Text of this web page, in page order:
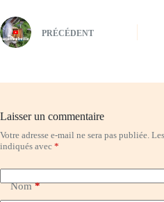
PRÉCÉDENT
Laisser un commentaire
Votre adresse e-mail ne sera pas publiée.
indiqués avec *
Nom*